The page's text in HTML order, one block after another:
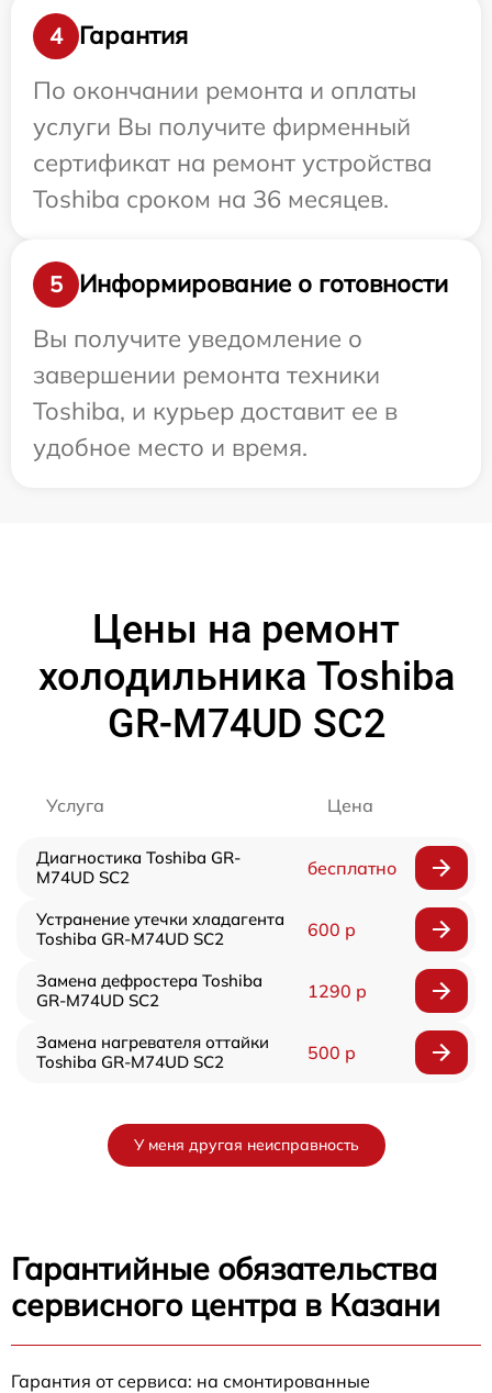
4
Гарантия
По окончании ремонта и оплаты
услуги Вы получите фирменный
сертификат на ремонт устройства
Toshiba сроком на 36 месяцев.
5
Информирование о готовности
Вы получите уведомление о
завершении ремонта техники
Toshiba, и курьер доставит ее в
удобное место и время.
Цены на ремонт
холодильника Toshiba
GR-M74UD SC2
Услуга Цена
Диагностика Toshiba GR-
M74UD SC2
бесплатно
Устранение утечки хладагента
Toshiba GR-M74UD SC2
600 р
Замена дефростера Toshiba
GR-M74UD SC2
1290 р
Замена нагревателя оттайки
Toshiba GR-M74UD SC2
500 р
У меня другая неисправность
Гарантийные обязательства
сервисного центра в Казани
Гарантия от сервиса: на смонтированные